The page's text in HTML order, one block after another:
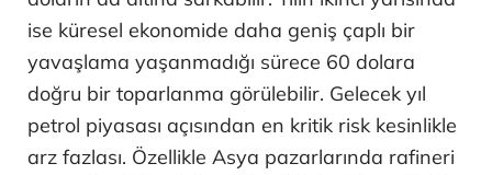
ise küresel ekonomide daha geniş çaplı bir
yavaşlama yaşanmadığı sürece 60 dolara
doğru bir toparlanma görülebilir. Gelecek yıl
petrol piyasası açısından en kritik risk kesinlikle
arz fazlası. Özellikle Asya pazarlarında rafineri